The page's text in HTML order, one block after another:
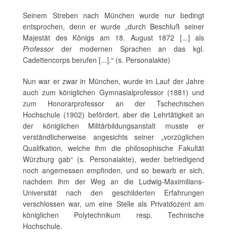
Seinem Streben nach München wurde nur bedingt
entsprochen, denn er wurde „durch Beschluß seiner
Majestät des Königs am 18. August 1872 [...] als
Professor der modernen Sprachen an das kgl.
Cadettencorps berufen [...].“ (s. Personalakte)
Nun war er zwar in München, wurde im Lauf der Jahre
auch zum königlichen Gymnasialprofessor (1881) und
zum Honorarprofessor an der Tschechischen
Hochschule (1902) befördert, aber die Lehrtätigkeit an
der königlichen Militärbildungsanstalt musste er
verständlicherweise angesichts seiner „vorzüglichen
Qualifkation, welche ihm die philosophische Fakultät
Würzburg gab“ (s. Personalakte), weder befriedigend
noch angemessen empfinden, und so bewarb er sich,
nachdem ihm der Weg an die Ludwig-Maximilians-
Universität nach den geschilderten Erfahrungen
verschlossen war, um eine Stelle als Privatdozent am
königlichen Polytechnikum resp. Technische
Hochschule.